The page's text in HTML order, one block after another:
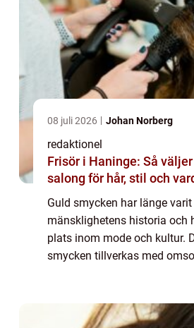
08 juli 2026 Johan Norberg
redaktionel
Frisör i Haninge: Så
salong för hår, stil och
Guld smycken har länge
mänsklighetens historia och
plats inom mode och kultur.
smycken tillverkas med
utforska ...